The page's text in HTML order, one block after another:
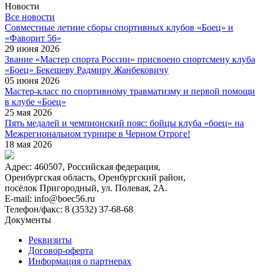
Новости
Все новости
Cовместные летние сборы спортивных клубов «Боец» и
«Фаворит 56»
29 июня 2026
Звание «Мастер спорта России» присвоено спортсмену клуба
«Боец» Бекешеву Радмиру Жанбековичу
05 июня 2026
Мастер-класс по спортивному травматизму и первой помощи
в клубе «Боец»
25 мая 2026
Пять медалей и чемпионский пояс: бойцы клуба «боец» на
Межрегиональном турнире в Черном Отроге!
18 мая 2026
Адрес: 460507, Российская федерация,
Оренбургская область, Оренбургский район,
посёлок Пригородный, ул. Полевая, 2А.
E-mail: info@boec56.ru
Телефон/факс: 8 (3532) 37-68-68
Документы
Реквизиты
Договор-оферта
Информация о партнерах